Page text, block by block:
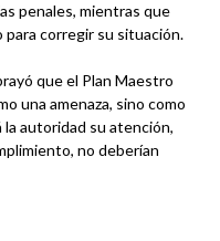
penales, mientras que
corregir su situación.
que el Plan Maestro
una amenaza, sino como
la autoridad su atención,
no deberían